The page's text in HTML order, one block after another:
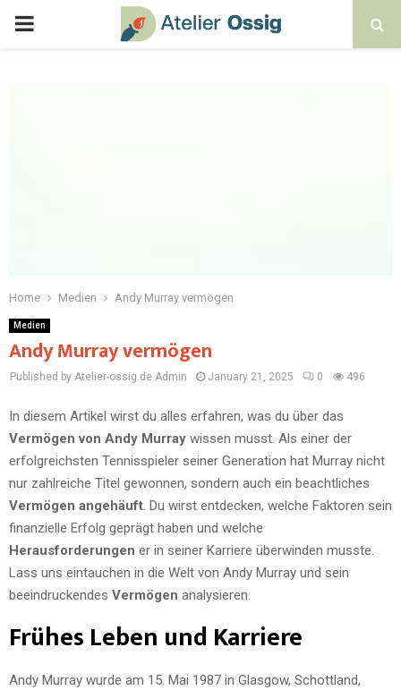
Home Medien Andy Murray vermögen
Medien
Andy Murray vermögen
Published by Atelier-ossig.de Admin January 21, 2025 0 496
In diesem Artikel wirst du alles erfahren, was du über das
Vermögen von Andy Murray wissen musst. Als einer der
erfolgreichsten Tennisspieler seiner Generation hat Murray nicht
nur zahlreiche Titel gewonnen, sondern auch ein beachtliches
Vermögen angehäuft . Du wirst entdecken, welche Faktoren sein
finanzielle Erfolg geprägt haben und welche
Herausforderungen er in seiner Karriere überwinden musste.
Lass uns eintauchen in die Welt von Andy Murray und sein
beeindruckendes Vermögen analysieren.
Frühes Leben und Karriere
Andy Murray wurde am 15. Mai 1987 in Glasgow, Schottland,